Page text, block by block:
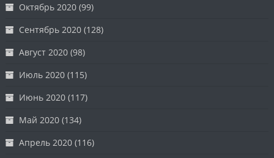
Октябрь 2020 (99)
Сентябрь 2020 (128)
Август 2020 (98)
Июль 2020 (115)
Июнь 2020 (117)
Май 2020 (134)
Апрель 2020 (116)